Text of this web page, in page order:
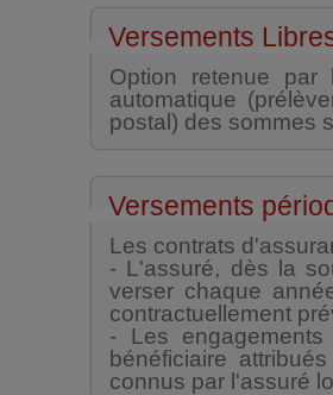
Versements
Option retenue par
automatique
postal) des sommes
Versements
Les contrats
- L'assuré, dès la
verser chaque
contractuellement
- Les
bénéficiaire
connus par l'assuré